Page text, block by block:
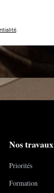
.
Nos travaux
Priorités
Formation